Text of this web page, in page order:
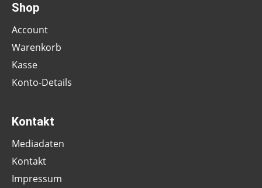
Shop
Account
Warenkorb
Kasse
Konto-Details
Kontakt
Mediadaten
Kontakt
Impressum